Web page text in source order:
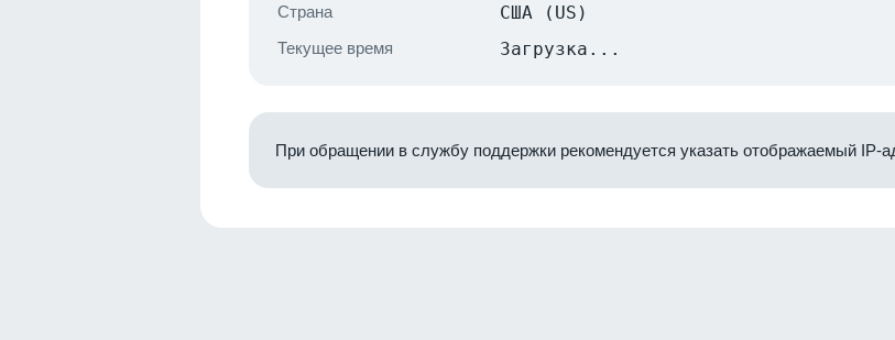
Страна США (US)
Текущее время Загрузка...
При обращении в службу поддержки рекомендуется указать отображаемый IP-